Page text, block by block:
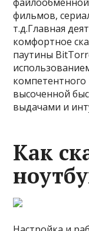
фильмов,
т.д.Главная
комфортное
паутины
компетентного
высоченной
выдачами и
Как